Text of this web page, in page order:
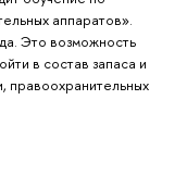
аппаратов».
Это возможность
в состав запаса и
правоохранительных